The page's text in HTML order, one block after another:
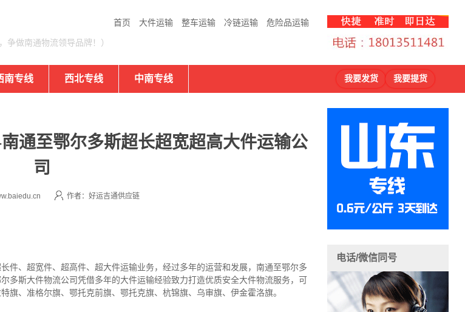
首页 大件运输 整车运输 冷链运输 危险品运输
争做南通物流领导品牌！）
南专线 西北专线 中南专线 我要发货 我要提货
通至鄂尔多斯超长超宽超高大件运输公
司
作者：好运吉通供应链
件、超宽件、超高件、超大件运输业务，经过多年的运营和发展，南通至鄂尔多
多斯大件物流公司凭借多年的大件运输经验致力打造优质安全大件物流服务，可
旗、准格尔旗、鄂托克前旗、鄂托克旗、杭锦旗、乌审旗、伊金霍洛旗。
电话/微信同号